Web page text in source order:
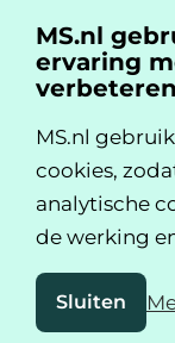
MS.nl is
MS.nl
ervaring
verbeteren
MS.nl
cookies,
analytische
de werking
Sluiten